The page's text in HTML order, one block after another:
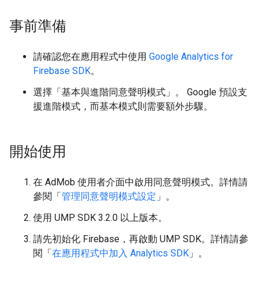
事前準備
請確認您在應用程式中使用 Google Analytics for
Firebase SDK。
選擇「基本與進階同意聲明模式」 。 Google 預設支
援進階模式，而基本模式則需要額外步驟。
開始使用
在 AdMob 使用者介面中啟用同意聲明模式。詳情請
參閱「管理同意聲明模式設定 」。
使用 UMP SDK 3.2.0 以上版本。
請先初始化 Firebase，再啟動 UMP SDK。詳情請參
閱「在應用程式中加入 Analytics SDK 」。